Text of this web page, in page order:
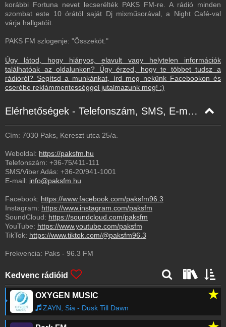
korábbi Fortuna nevet lecserélték PAKS FM-re. A rádió minden
szombat este 10 órától saját Dj mixműsorával, a Night Café-val
várja hallgatóit.
PAKS FM szlogenje: "Összeköt."
Úgy látod, hogy hiányos, elavult vagy helytelen információk
találhatóak az oldalunkon? Úgy érzed, hogy te többet tudsz a
rádióról? Segítsd a munkánkat, írd meg nekünk Facebookon és
cserébe reklámmentességgel jutalmazunk meg! :)
Elérhetőségek - Telefonszám, SMS, E-mail, Facebook
Cím: 7030 Paks, Kereszt utca 25/a.
Weboldal: https://paksfm.hu
Telefonszám: +36-75/411-111
SMS/Viber Adás: +36-20/941-1001
E-mail: info@paksfm.hu
Facebook: https://www.facebook.com/paksfm96.3
Instagram: https://www.instagram.com/paksfm
SoundCloud: https://soundcloud.com/paksfm
YouTube: https://www.youtube.com/paksfm
TikTok: https://www.tiktok.com/@paksfm96.3
Frekvencia: Paks - 96.3 FM
Kedvenc rádióid
OXYGEN MUSIC ★
ZAYN, Sia - Dusk Till Dawn